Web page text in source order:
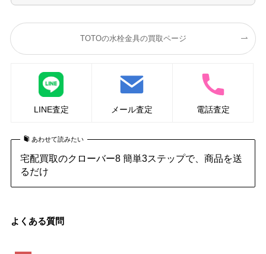
TOTOの水栓金具の買取ページ
LINE査定 メール査定 電話査定
あわせて読みたい
宅配買取のクローバー8 簡単3ステップで、商品を送
るだけ
よくある質問